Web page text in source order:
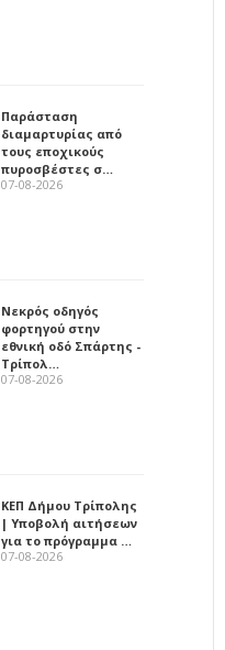
Παράσταση
διαμαρτυρίας από
τους εποχικούς
πυροσβέστες σ…
07-08-2026
Νεκρός οδηγός
φορτηγού στην
εθνική οδό Σπάρτης -
Τρίπολ…
07-08-2026
ΚΕΠ Δήμου Τρίπολης
| Υποβολή αιτήσεων
για το πρόγραμμα …
07-08-2026